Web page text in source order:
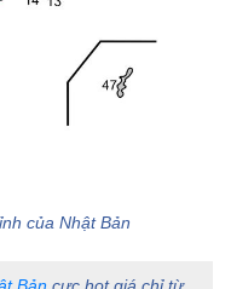
của Nhật Bản
Bản cực hot giá chỉ từ